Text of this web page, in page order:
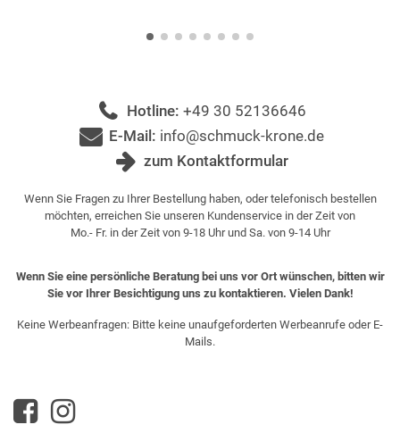
Hotline: +49 30 52136646
E-Mail: info@schmuck-krone.de
zum Kontaktformular
Wenn Sie Fragen zu Ihrer Bestellung haben, oder telefonisch bestellen
möchten, erreichen Sie unseren Kundenservice in der Zeit von
Mo.- Fr. in der Zeit von 9-18 Uhr und Sa. von 9-14 Uhr
Wenn Sie eine persönliche Beratung bei uns vor Ort wünschen, bitten wir
Sie vor Ihrer Besichtigung uns zu kontaktieren. Vielen Dank!
Keine Werbeanfragen: Bitte keine unaufgeforderten Werbeanrufe oder E-
Mails.